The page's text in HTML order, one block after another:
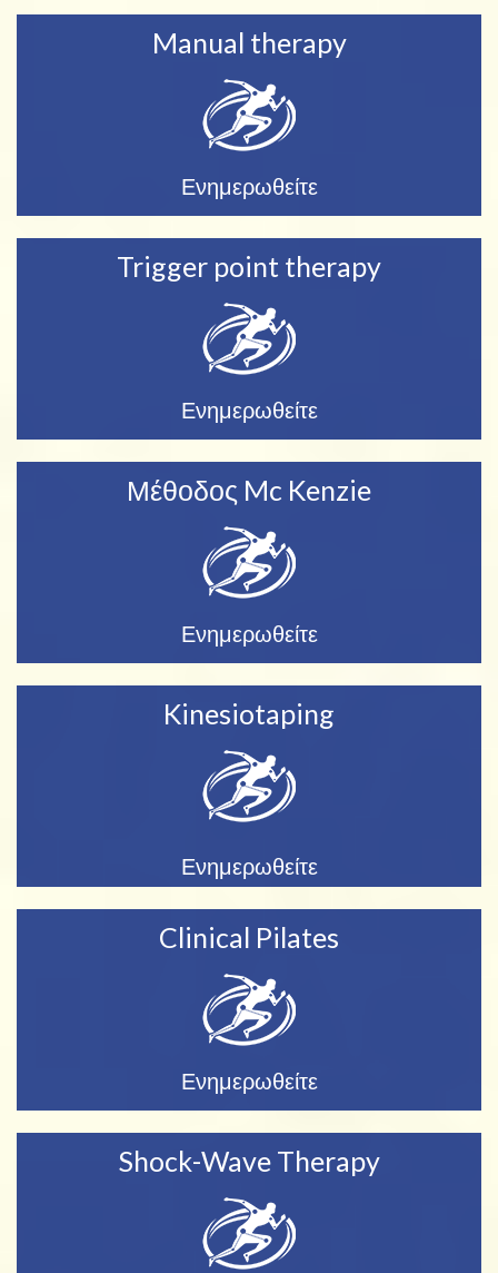
Manual therapy
Ενημερωθείτε
Trigger point therapy
Ενημερωθείτε
Μέθοδος Mc Kenzie
Ενημερωθείτε
Kinesiotaping
Ενημερωθείτε
Clinical Pilates
Ενημερωθείτε
Shock-Wave Therapy